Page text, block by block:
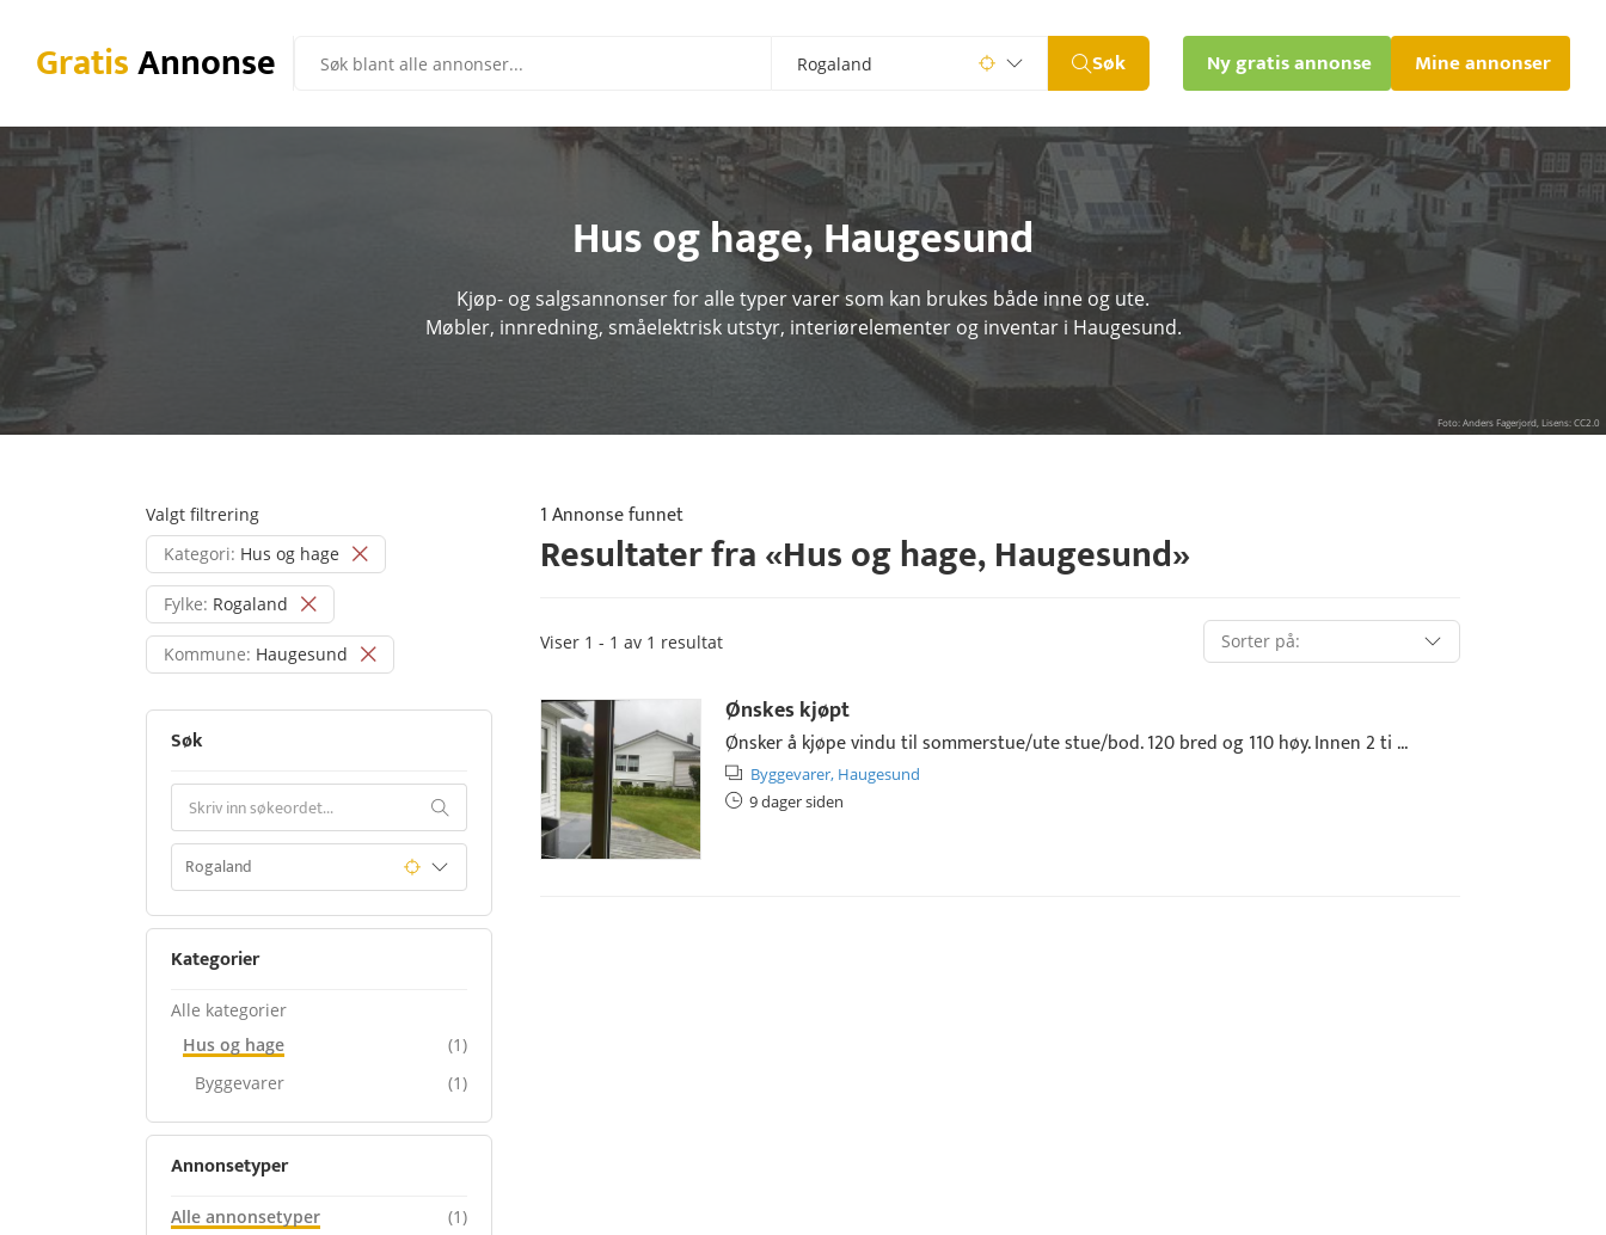
GratisAnnonse Søk Ny gratis annonse Mine annonser
Hus og hage,Haugesund
Kjøp- og salgsannonser for alle typer varer som kan brukes både inne og ute.
Møbler, innredning, småelektrisk utstyr, interiørelementer og inventar i Haugesund.
Foto: Anders Fagerjord, Lisens: CC2.0
Valgt filtrering
Kategori: Hus og hage
Fylke: Rogaland
Kommune: Haugesund
Søk
Kategorier
Alle kategorier
Hus og hage
(1)
Byggevarer
(1)
Annonsetyper
Alle annonsetyper
(1)
1 Annonse funnet
Resultater fra «Hus og hage,Haugesund»
Viser 1 - 1 av 1 resultat
Ønskes kjøpt
Ønsker å kjøpe vindu til sommerstue/ute stue/bod. 120 bred og 110 høy. Innen 2 ti ...
Byggevarer, Haugesund
9 dager siden